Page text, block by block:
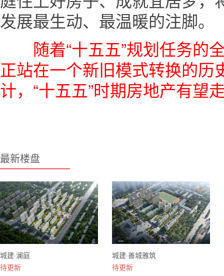
发展最生动、最温暖的注脚。
随着“十五五”规划任务的
正站在一个新旧模式转换的历
计，“十五五”时期房地产有望
最新楼盘
城建·澜庭
待更新
城建·善城雅筑
待更新